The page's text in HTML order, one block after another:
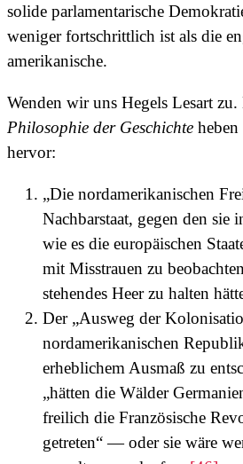
solide parlamentarische
weniger fortschrittlich ist als die
amerikanische.
Wenden wir uns Hegels Lesart zu.
Philosophie der Geschichte
hervor:
„Die nordamerikanischen
Nachbarstaat, gegen den sie
wie es die europäischen
mit Misstrauen zu
stehendes Heer zu halten
Der „Ausweg der
nordamerikanischen
erheblichem Ausmaß zu
„hätten die Wälder
freilich die Französische
getreten“ — oder sie wäre